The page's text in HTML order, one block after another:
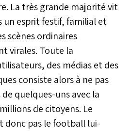
La très grande majorité vit
un esprit festif, familial et
scènes ordinaires
virales. Toute la
des médias et des
consiste alors à ne pas
quelques-uns avec la
de citoyens. Le
donc pas le football lui-